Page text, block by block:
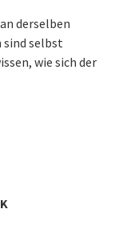
derselben
sind selbst
wie sich der